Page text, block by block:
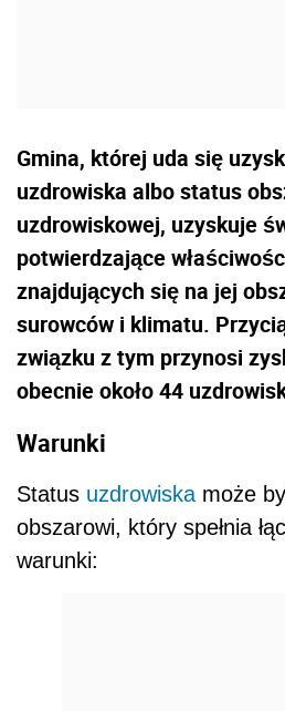
Gmina, której uda się
uzdrowiska albo status
uzdrowiskowej, uzyskuje
potwierdzające
znajdujących się na jej
surowców i klimatu.
związku z tym przynosi
obecnie około 44
Warunki
Status uzdrowiska może
obszarowi, który spełnia
warunki: